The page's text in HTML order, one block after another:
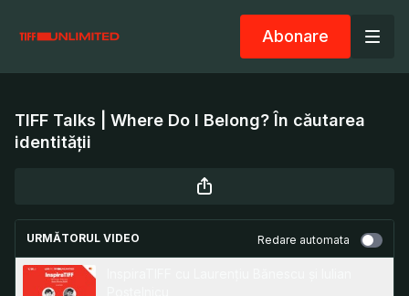
Abonare
TIFF Talks | Where Do I Belong? În căutarea
identității
URMĂTORUL VIDEO Redare automata